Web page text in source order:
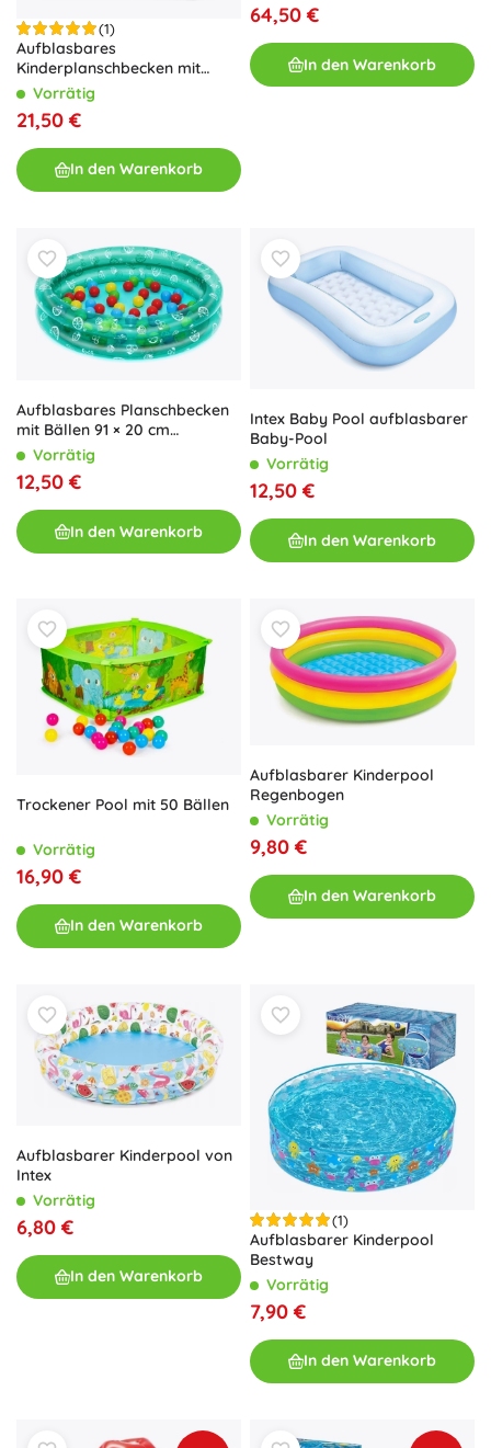
(1)
Aufblasbares
Kinderplanschbecken mit
Dusche Sharktastic
Vorrätig
21,50 €
In den Warenkorb
64,50 €
In den Warenkorb
Aufblasbares Planschbecken
mit Bällen 91 × 20 cm
BESTWAY + 50 Bälle – Grün
Vorrätig
12,50 €
In den Warenkorb
Intex Baby Pool aufblasbarer
Baby-Pool
Vorrätig
12,50 €
In den Warenkorb
Trockener Pool mit 50 Bällen
Vorrätig
16,90 €
In den Warenkorb
Aufblasbarer Kinderpool
Regenbogen
Vorrätig
9,80 €
In den Warenkorb
Aufblasbarer Kinderpool von
Intex
Vorrätig
6,80 €
In den Warenkorb
(1)
Aufblasbarer Kinderpool
Bestway
Vorrätig
7,90 €
In den Warenkorb